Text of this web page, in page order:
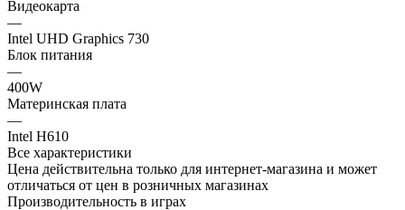
Видеокарта
—
Intel UHD Graphics 730
Блок питания
—
400W
Материнская плата
—
Intel H610
Все характеристики
Цена действительна только для интернет-магазина и может
отличаться от цен в розничных магазинах
Производительность в играх